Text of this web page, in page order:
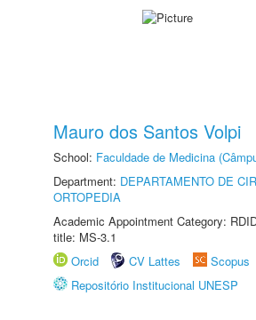
Mauro dos Santos Volpi
School: Faculdade de Medicina
Department: DEPARTAMENTO DE
ORTOPEDIA
Academic Appointment Category:
title: MS-3.1
Orcid
CV Lattes
Scopus
Repositório Institucional UNESP